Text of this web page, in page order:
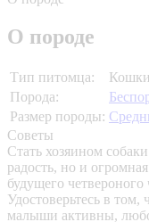
О породе
Тип питомца:
Кошки
Порода:
Размер породы:
Советы
Стать хозяином
радость, но и
будущего четвероного
Удостоверьтесь в
малыши активны,